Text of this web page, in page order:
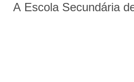
A Escola Secundária